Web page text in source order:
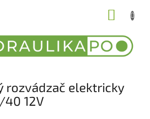
rozvádzač elektricky
12V